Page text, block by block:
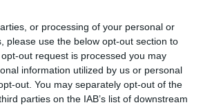
or processing of your personal or
please use the below opt-out section to
out request is processed you may
information utilized by us or personal
out. You may separately opt-out of the
parties on the IAB’s list of downstream